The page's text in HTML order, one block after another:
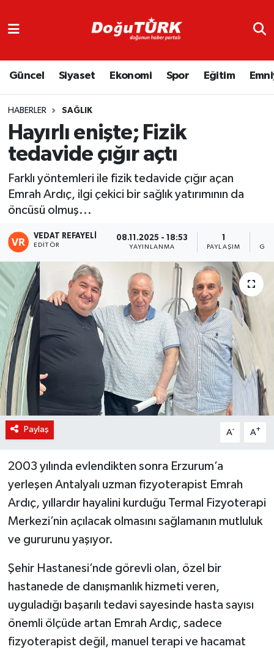
Güncel Siyaset Ekonomi Spor Eğitim
HABERLER SAĞLIK
Hayırlı enişte; Fizik
tedavide çığır açtı
Farklı yöntemleri ile fizik tedavide çığır açan
Emrah Ardıç, ilgi çekici bir sağlık yatırımının da
öncüsü olmuş...
VEDAT REFAYELİ
EDITÖR
08.11.2025 - 18:53
YAYINLANMA
1
PAYLAŞIM
Paylaş A- A+
2003 yılında evlendikten sonra Erzurum’a
yerleşen Antalyalı uzman fizyoterapist Emrah
Ardıç, yıllardır hayalini kurduğu Termal Fizyoterapi
Merkezi’nin açılacak olmasını sağlamanın mutluluk
ve gururunu yaşıyor.
Şehir Hastanesi’nde görevli olan, özel bir
hastanede de danışmanlık hizmeti veren,
uyguladığı başarılı tedavi sayesinde hasta sayısı
önemli ölçüde artan Emrah Ardıç, sadece
fizyoterapist değil, manuel terapi ve hacamat
Asayiş
Bölge
Eğitim
Emniyet
GENEL
Güncel
KÜLTÜR-SANAT
Magazin
Medya
Politika
Sağlık
Spor
Yaşam
Trafik Durumu
Süper Lig Puan Durumu ve Fikstür
Tüm Manşetler
Haber Arşivi